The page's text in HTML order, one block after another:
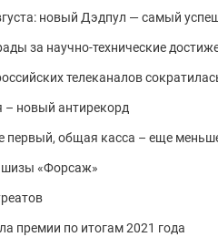
новый Дэдпул — самый
за научно-технические
телеканалов
– новый антирекорд
первый, общая касса – еще
«Форсаж»
премии по итогам 2021 года